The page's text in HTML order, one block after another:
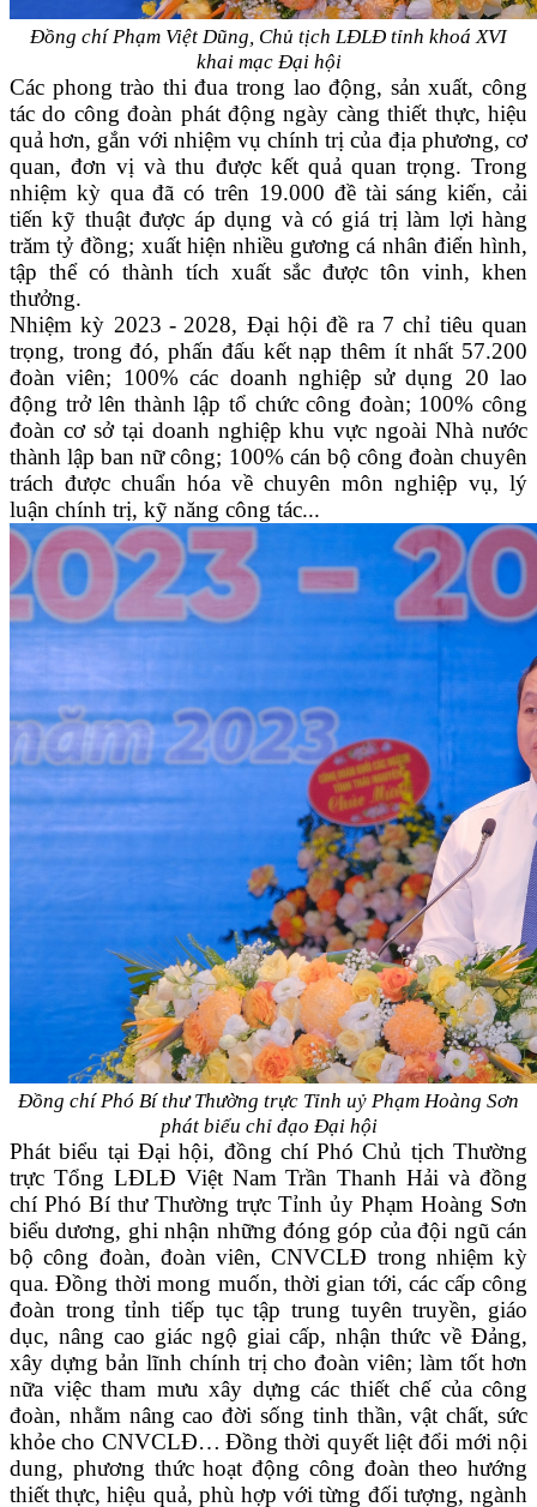
Đồng chí Phạm Việt Dũng, Chủ tịch LĐLĐ tỉnh khoá XVI
khai mạc Đại hội
Các phong trào thi đua trong lao động, sản xuất, công
tác do công đoàn phát động ngày càng thiết thực, hiệu
quả hơn, gắn với nhiệm vụ chính trị của địa phương, cơ
quan, đơn vị và thu được kết quả quan trọng. Trong
nhiệm kỳ qua đã có trên 19.000 đề tài sáng kiến, cải
tiến kỹ thuật được áp dụng và có giá trị làm lợi hàng
trăm tỷ đồng; xuất hiện nhiều gương cá nhân điển hình,
tập thể có thành tích xuất sắc được tôn vinh, khen
thưởng.
Nhiệm kỳ 2023 - 2028, Đại hội đề ra 7 chỉ tiêu quan
trọng, trong đó, phấn đấu kết nạp thêm ít nhất 57.200
đoàn viên; 100% các doanh nghiệp sử dụng 20 lao
động trở lên thành lập tổ chức công đoàn; 100% công
đoàn cơ sở tại doanh nghiệp khu vực ngoài Nhà nước
thành lập ban nữ công; 100% cán bộ công đoàn chuyên
trách được chuẩn hóa về chuyên môn nghiệp vụ, lý
luận chính trị, kỹ năng công tác...
Đồng chí Phó Bí thư Thường trực Tỉnh uỷ Phạm Hoàng Sơn
phát biểu chỉ đạo Đại hội
Phát biểu tại Đại hội, đồng chí Phó Chủ tịch Thường
trực Tổng LĐLĐ Việt Nam Trần Thanh Hảivà đồng
chí Phó Bí thư Thường trực Tỉnh ủy Phạm Hoàng Sơn
biểu dương, ghi nhận những đóng góp của đội ngũ cán
bộ công đoàn, đoàn viên, CNVCLĐ trong nhiệm kỳ
qua. Đồng thời mong muốn, thời gian tới, các cấp công
đoàn trong tỉnh tiếp tục tập trung tuyên truyền, giáo
dục, nâng cao giác ngộ giai cấp, nhận thức về Đảng,
xây dựng bản lĩnh chính trị cho đoàn viên; làm tốt hơn
nữa việc tham mưu xây dựng các thiết chế của công
đoàn, nhằm nâng cao đời sống tinh thần, vật chất, sức
khỏe cho CNVCLĐ… Đồng thời quyết liệt đổi mới nội
dung, phương thức hoạt động công đoàn theo hướng
thiết thực, hiệu quả, phù hợp với từng đối tượng, ngành